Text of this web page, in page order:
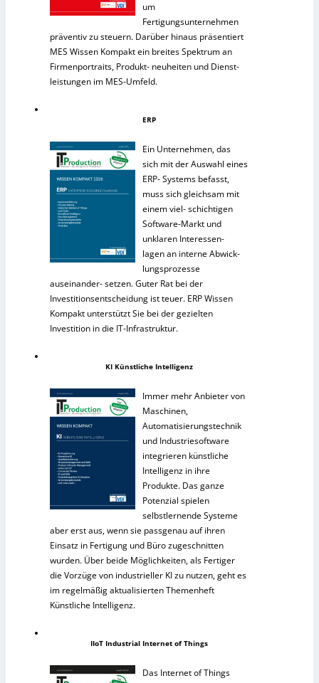
um
Fertigungsunternehmen
präventiv zu steuern. Darüber hinaus präsentiert
MES Wissen Kompakt ein breites Spektrum an
Firmenportraits, Produkt- neuheiten und Dienst-
leistungen im MES-Umfeld.
ERP
Ein Unternehmen, das
sich mit der Auswahl eines
ERP- Systems befasst,
muss sich gleichsam mit
einem viel- schichtigen
Software-Markt und
unklaren Interessen-
lagen an interne Abwick-
lungsprozesse
auseinander- setzen. Guter Rat bei der
Investitionsentscheidung ist teuer. ERP Wissen
Kompakt unterstützt Sie bei der gezielten
Investition in die IT-Infrastruktur.
KI Künstliche Intelligenz
Immer mehr Anbieter von
Maschinen,
Automatisierungstechnik
und Industriesoftware
integrieren künstliche
Intelligenz in ihre
Produkte. Das ganze
Potenzial spielen
selbstlernende Systeme
aber erst aus, wenn sie passgenau auf ihren
Einsatz in Fertigung und Büro zugeschnitten
wurden. Über beide Möglichkeiten, als Fertiger
die Vorzüge von industrieller KI zu nutzen, geht es
im regelmäßig aktualisierten Themenheft
Künstliche Intelligenz.
IIoT Industrial Internet of Things
Das Internet of Things